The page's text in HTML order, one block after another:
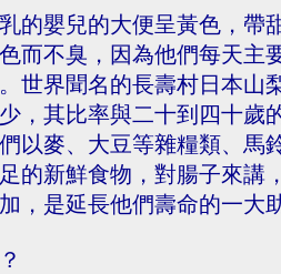
的嬰兒的大便呈黃色，帶
而不臭，因為他們每天主
世界聞名的長壽村日本山
，其比率與二十到四十歲
以麥、大豆等雜糧類、馬
的新鮮食物，對腸子來講
，是延長他們壽命的一大